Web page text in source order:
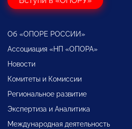
Об «ОПОРЕ РОССИИ»
Ассоциация «НП «ОПОРА»
Новости
Комитеты и Комиссии
Региональное развитие
Экспертиза и Аналитика
Международная деятельность